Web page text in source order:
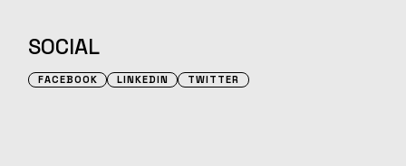
SOCIAL
FACEBOOK LINKEDIN TWITTER